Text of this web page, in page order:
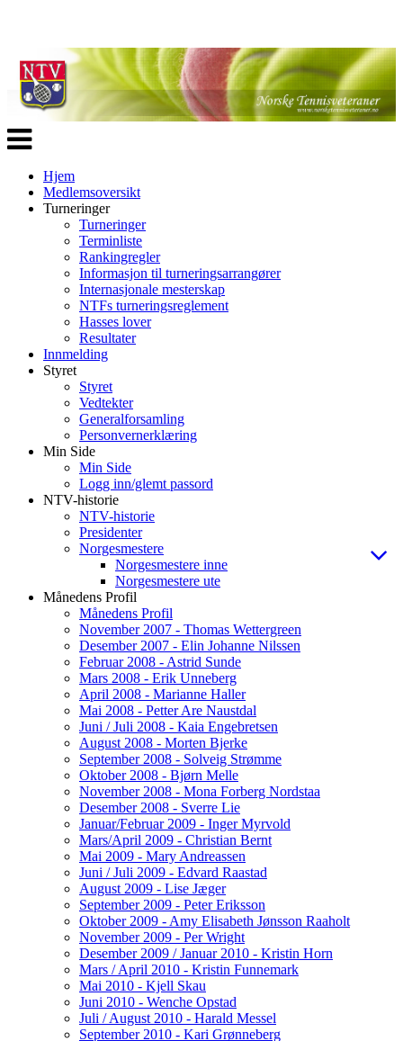
Veksle
navigasjon
Hjem
Medlemsoversikt
Turneringer
Turneringer
Terminliste
Rankingregler
Informasjon til turneringsarrangører
Internasjonale mesterskap
NTFs turneringsreglement
Hasses lover
Resultater
Innmelding
Styret
Styret
Vedtekter
Generalforsamling
Personvernerklæring
Min Side
Min Side
Logg inn/glemt passord
NTV-historie
NTV-historie
Presidenter
Norgesmestere
Norgesmestere inne
Norgesmestere ute
Månedens Profil
Månedens Profil
November 2007 - Thomas Wettergreen
Desember 2007 - Elin Johanne Nilssen
Februar 2008 - Astrid Sunde
Mars 2008 - Erik Unneberg
April 2008 - Marianne Haller
Mai 2008 - Petter Are Naustdal
Juni / Juli 2008 - Kaia Engebretsen
August 2008 - Morten Bjerke
September 2008 - Solveig Strømme
Oktober 2008 - Bjørn Melle
November 2008 - Mona Forberg Nordstaa
Desember 2008 - Sverre Lie
Januar/Februar 2009 - Inger Myrvold
Mars/April 2009 - Christian Bernt
Mai 2009 - Mary Andreassen
Juni / Juli 2009 - Edvard Raastad
August 2009 - Lise Jæger
September 2009 - Peter Eriksson
Oktober 2009 - Amy Elisabeth Jønsson Raaholt
November 2009 - Per Wright
Desember 2009 / Januar 2010 - Kristin Horn
Mars / April 2010 - Kristin Funnemark
Mai 2010 - Kjell Skau
Juni 2010 - Wenche Opstad
Juli / August 2010 - Harald Messel
September 2010 - Kari Grønneberg